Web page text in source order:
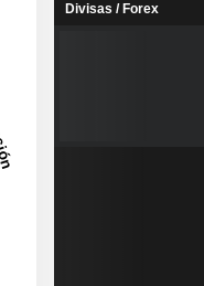
Divisas / Forex